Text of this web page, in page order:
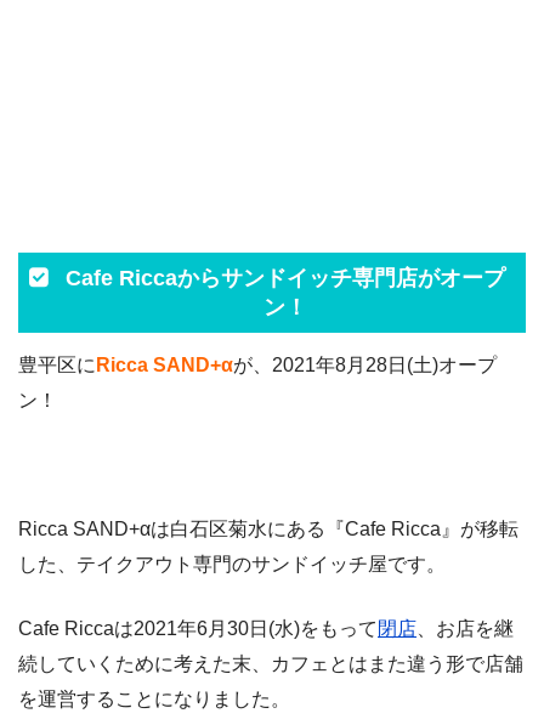
Cafe Riccaからサンドイッチ専門店がオープ
ン！
豊平区に Ricca SAND+αが、2021年8月28日(土)オープ
ン！
Ricca SAND+αは白石区菊水にある『Cafe Ricca』が移転
した、テイクアウト専門のサンドイッチ屋です。
Cafe Riccaは2021年6月30日(水)をもって 閉店 、お店を継
続していくために考えた末、カフェとはまた違う形で店舗
を運営することになりました。